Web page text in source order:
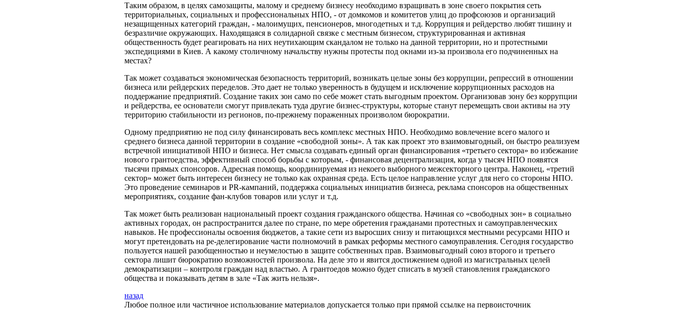
Таким образом, в целях самозащиты, малому и среднему бизнесу необходимо взращивать в зоне своего покрытия сеть
территориальных, социальных и профессиональных НПО, - от домкомов и комитетов улиц до профсоюзов и организаций
незащищенных категорий граждан, - малоимущих, пенсионеров, многодетных и т.д. Коррупция и рейдерство любят тишину и
безразличие окружающих. Находящаяся в солидарной связке с местным бизнесом, структурированная и активная
общественность будет реагировать на них неутихающим скандалом не только на данной территории, но и протестными
экспедициями в Киев. А какому столичному начальству нужны протесты под окнами из-за произвола его подчиненных на
местах?
Так может создаваться экономическая безопасность территорий, возникать целые зоны без коррупции, репрессий в отношении
бизнеса или рейдерских переделов. Это дает не только уверенность в будущем и исключение коррупционных расходов на
поддержание предприятий. Создание таких зон само по себе может стать выгодным проектом. Организовав зону без коррупции
и рейдерства, ее основатели смогут привлекать туда другие бизнес-структуры, которые станут перемещать свои активы на эту
территорию стабильности из регионов, по-прежнему пораженных произволом бюрократии.
Одному предприятию не под силу финансировать весь комплекс местных НПО. Необходимо вовлечение всего малого и
среднего бизнеса данной территории в создание «свободной зоны». А так как проект это взаимовыгодный, он быстро реализуем
встречной инициативой НПО и бизнеса. Нет смысла создавать единый орган финансирования «третьего сектора» во избежание
нового грантоедства, эффективный способ борьбы с которым, - финансовая децентрализация, когда у тысяч НПО появятся
тысячи прямых спонсоров. Адресная помощь, координируемая из некоего выборного межсекторного центра. Наконец, «третий
сектор» может быть интересен бизнесу не только как охранная среда. Есть целое направление услуг для него со стороны НПО.
Это проведение семинаров и PR-кампаний, поддержка социальных инициатив бизнеса, реклама спонсоров на общественных
мероприятиях, создание фан-клубов товаров или услуг и т.д.
Так может быть реализован национальный проект создания гражданского общества. Начиная со «свободных зон» в социально
активных городах, он распространится далее по стране, по мере обретения гражданами протестных и самоуправленческих
навыков. Не профессионалы освоения бюджетов, а такие сети из выросших снизу и питающихся местными ресурсами НПО и
могут претендовать на ре-делегирование части полномочий в рамках реформы местного самоуправления. Сегодня государство
пользуется нашей разобщенностью и неумелостью в защите собственных прав. Взаимовыгодный союз второго и третьего
сектора лишит бюрократию возможностей произвола. На деле это и явится достижением одной из магистральных целей
демократизации – контроля граждан над властью. А грантоедов можно будет списать в музей становления гражданского
общества и показывать детям в зале «Так жить нельзя».
назад
Любое полное или частичное использование материалов допускается только при прямой ссылке на первоисточник